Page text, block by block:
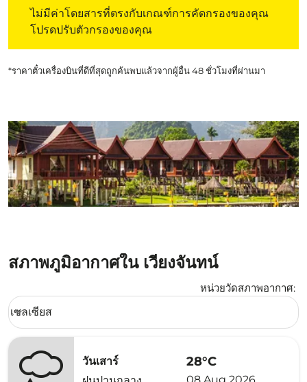
ไม่มีค่าโดยสารที่ตรงกับเกณฑ์การคัดกรองของคุณ
โปรดปรับตัวกรองของคุณ
*ราคาตั๋วเครื่องบินที่ดีที่สุดถูกค้นพบแล้วจากผู้อื่น 48 ชั่วโมงที่ผ่านมา
สภาพภูมิอากาศใน เวียงจันทน์
หน่วยวัดสภาพอากาศ:
Weather unit option เซลเซียส Selected
เซลเซียส
keyboard_arrow_down
วันเสาร์
28°C
08 Aug 2026